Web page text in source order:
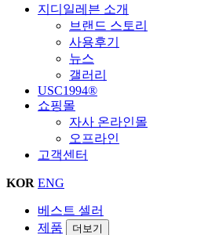
지디일레븐 소개
브랜드 스토리
사용후기
뉴스
갤러리
USC1994®
쇼핑몰
자사 온라인몰
오프라인
고객센터
KOR ENG
베스트 셀러
제품
더보기